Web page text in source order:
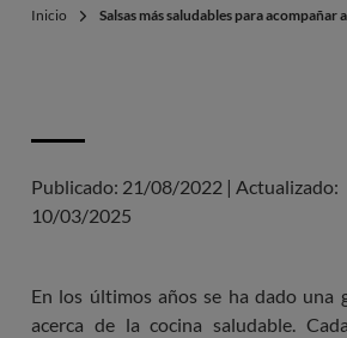
Inicio Salsas más saludables para acompañar
Publicado: 21/08/2022 | Actualizado:
10/03/2025
En los últimos años se ha dado una
acerca de la cocina saludable.